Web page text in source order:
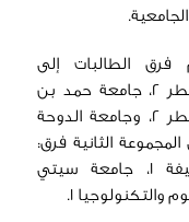
الطالبات إلى
مجموعتين؛ ضمّت الأولى فرق: جامعة قطر 2، جامعة حمد بن
خليفة 2، جامعة سيتي يونيفرسيتي قطر 2، وجامعة الدوحة
جاءت في المجموعة الثانية فرق:
جامعة قطر 1، جامعة حمد بن خليفة 1، جامعة سيتي